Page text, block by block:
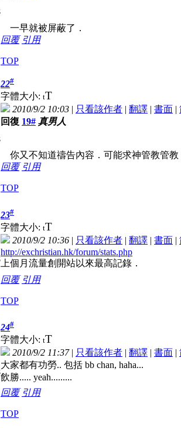
一早就被屏蔽了．
回覆 引用
TOP
22#
字體大小: tT
2010/9/2 10:03 | 只看該作者 | 翻譯 | 書面 |
回復 19# 真男人
你又不知道禱告內容．可能求神管教管教
回覆 引用
TOP
23#
字體大小: tT
2010/9/2 10:36 | 只看該作者 | 翻譯 | 書面 |
http://exchristian.hk/forum/stats.php
上個月流量創開站以來最高記錄．
回覆 引用
TOP
24#
字體大小: tT
2010/9/2 11:37| 只看該作者 | 翻譯 | 書面 |
大家都有功勞.. 包括 bb chan, haha...
飲勝..... yeah.........
回覆 引用
TOP